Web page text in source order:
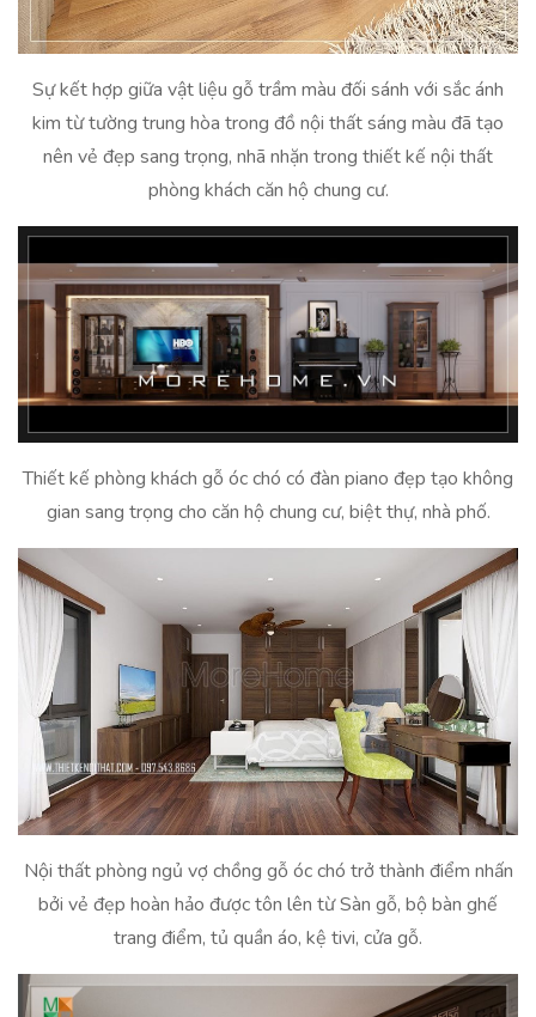
Sự kết hợp giữa vật liệu gỗ trầm màu đối sánh với sắc ánh
kim từ tường trung hòa trong đồ nội thất sáng màu đã tạo
nên vẻ đẹp sang trọng, nhã nhặn trong thiết kế nội thất
phòng khách căn hộ chung cư.
Thiết kế phòng khách gỗ óc chó có đàn piano đẹp tạo không
gian sang trọng cho căn hộ chung cư, biệt thự, nhà phố.
Nội thất phòng ngủ vợ chồng gỗ óc chó trở thành điểm nhấn
bởi vẻ đẹp hoàn hảo được tôn lên từ Sàn gỗ, bộ bàn ghế
trang điểm, tủ quần áo, kệ tivi, cửa gỗ.